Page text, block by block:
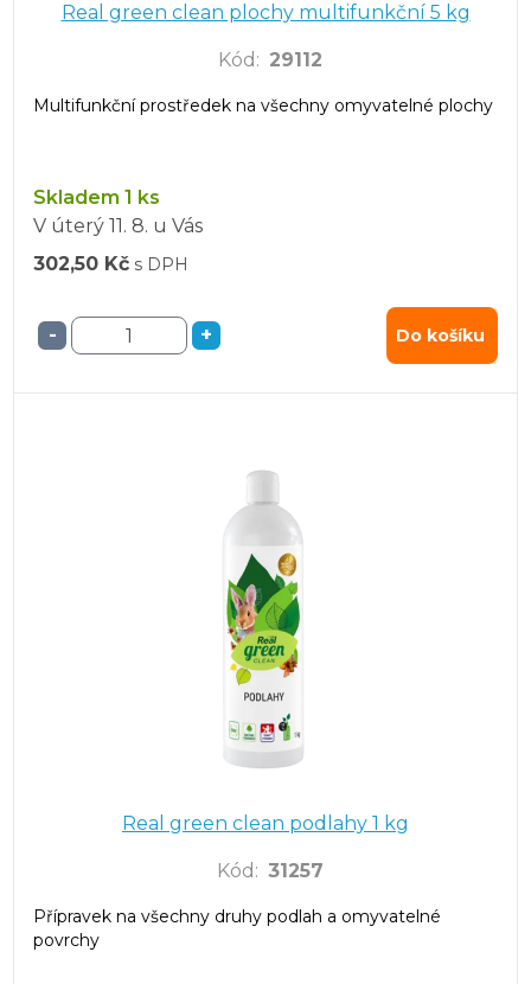
Real green clean plochy multifunkční 5 kg
Kód : 29112
Multifunkční prostředek na všechny omyvatelné plochy
Skladem 1 ks
V úterý 11. 8. u Vás
302,50 Kč s DPH
- + Do košíku
Real green clean podlahy 1 kg
Kód : 31257
Přípravek na všechny druhy podlah a omyvatelné
povrchy